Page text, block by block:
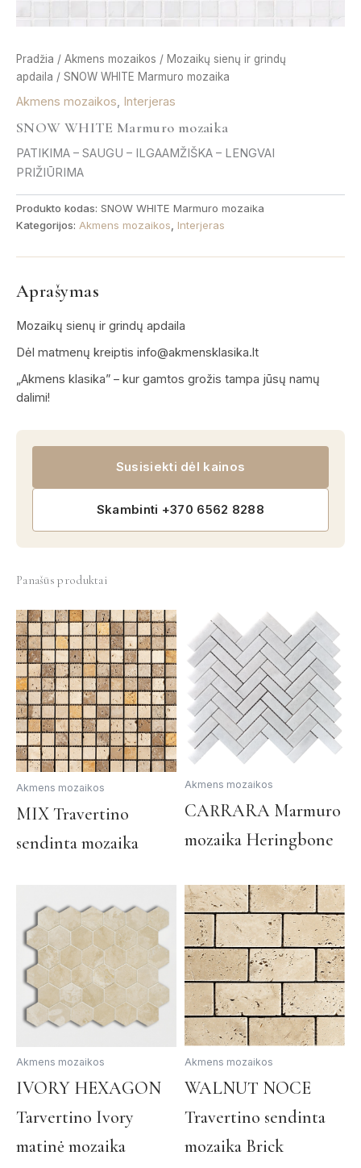
Pradžia / Akmens mozaikos / Mozaikų sienų ir grindų
apdaila / SNOW WHITE Marmuro mozaika
Akmens mozaikos, Interjeras
SNOW WHITE Marmuro mozaika
PATIKIMA – SAUGU – ILGAAMŽIŠKA – LENGVAI
PRIŽIŪRIMA
Produkto kodas: SNOW WHITE Marmuro mozaika
Kategorijos: Akmens mozaikos, Interjeras
Aprašymas
Mozaikų sienų ir grindų apdaila
Dėl matmenų kreiptis info@akmensklasika.lt
„Akmens klasika” – kur gamtos grožis tampa jūsų namų
dalimi!
Susisiekti dėl kainos
Skambinti +370 6562 8288
Panašūs produktai
Akmens mozaikos
MIX Travertino
sendinta mozaika
This
has
variants.
The
options
may
be
chosen
the
product
page
Akmens mozaikos
CARRARA Marmuro
mozaika Heringbone
Akmens mozaikos
IVORY HEXAGON
Tarvertino Ivory
matinė mozaika
This
has
multiple
Akmens mozaikos
WALNUT NOCE
Travertino sendinta
mozaika Brick